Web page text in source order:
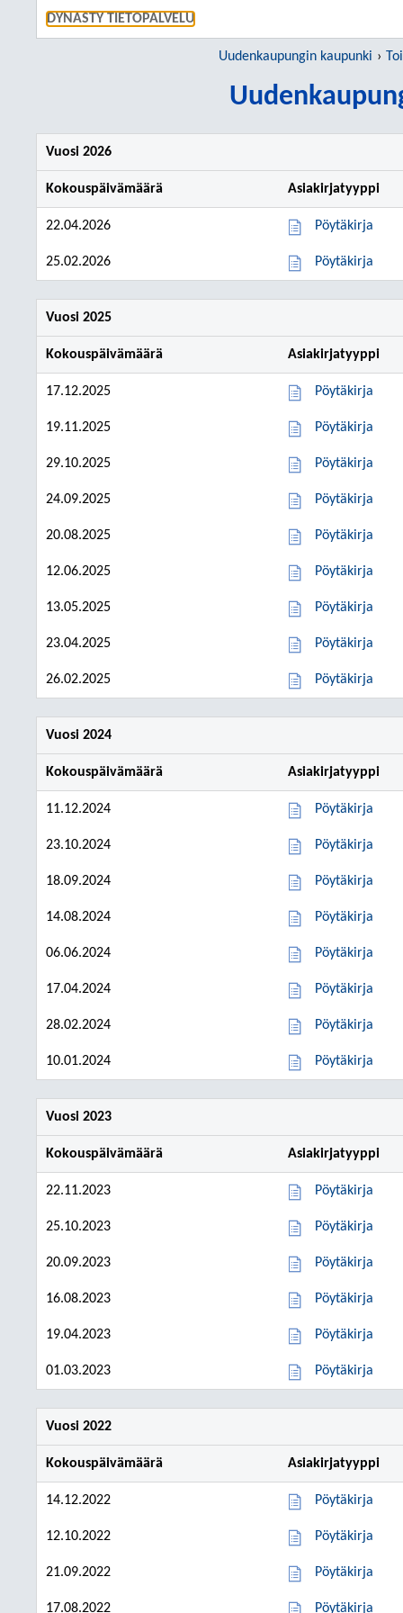
DYNASTY TIETOPALVELU
Uudenkaupungin kaupunki
Vuosi 2026
Kokouspäivämäärä Asiakirjatyyppi
22.04.2026 Pöytäkirja
25.02.2026 Pöytäkirja
Vuosi 2025
Kokouspäivämäärä Asiakirjatyyppi
17.12.2025 Pöytäkirja
19.11.2025 Pöytäkirja
29.10.2025 Pöytäkirja
24.09.2025 Pöytäkirja
20.08.2025 Pöytäkirja
12.06.2025 Pöytäkirja
13.05.2025 Pöytäkirja
23.04.2025 Pöytäkirja
26.02.2025 Pöytäkirja
Vuosi 2024
Kokouspäivämäärä Asiakirjatyyppi
11.12.2024 Pöytäkirja
23.10.2024 Pöytäkirja
18.09.2024 Pöytäkirja
14.08.2024 Pöytäkirja
06.06.2024 Pöytäkirja
17.04.2024 Pöytäkirja
28.02.2024 Pöytäkirja
10.01.2024 Pöytäkirja
Vuosi 2023
Kokouspäivämäärä Asiakirjatyyppi
22.11.2023 Pöytäkirja
25.10.2023 Pöytäkirja
20.09.2023 Pöytäkirja
16.08.2023 Pöytäkirja
19.04.2023 Pöytäkirja
01.03.2023 Pöytäkirja
Vuosi 2022
Kokouspäivämäärä Asiakirjatyyppi
14.12.2022 Pöytäkirja
12.10.2022 Pöytäkirja
21.09.2022 Pöytäkirja
17.08.2022 Pöytäkirja